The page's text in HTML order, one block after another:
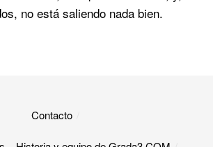
no está saliendo nada bien.
Contacto